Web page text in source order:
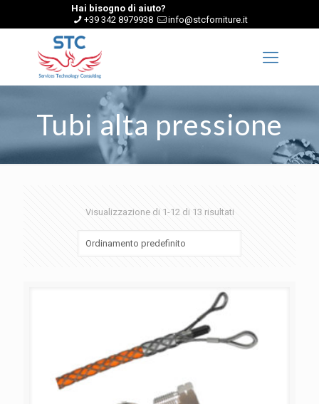
Hai bisogno di aiuto?
+39 342 8979938
info@stcforniture.it
Tubi alta pressione
Visualizzazione di 1-12 di 13 risultati